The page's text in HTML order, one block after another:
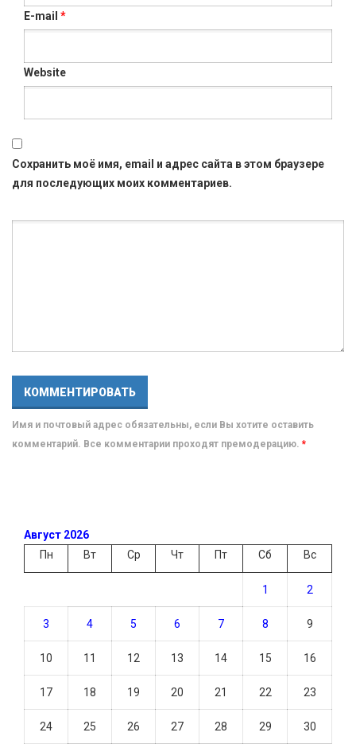
E-mail *
Website
Сохранить моё имя, email и адрес сайта в этом браузере
для последующих моих комментариев.
Имя и почтовый адрес обязательны, если Вы хотите оставить
комментарий. Все комментарии проходят премодерацию. *
Август 2026
Пн
Вт Ср Чт Пт Сб Вс
1 2
3 4 5 6 7 8 9
10 11 12 13 14 15 16
17 18 19 20 21 22 23
24 25 26 27 28 29 30